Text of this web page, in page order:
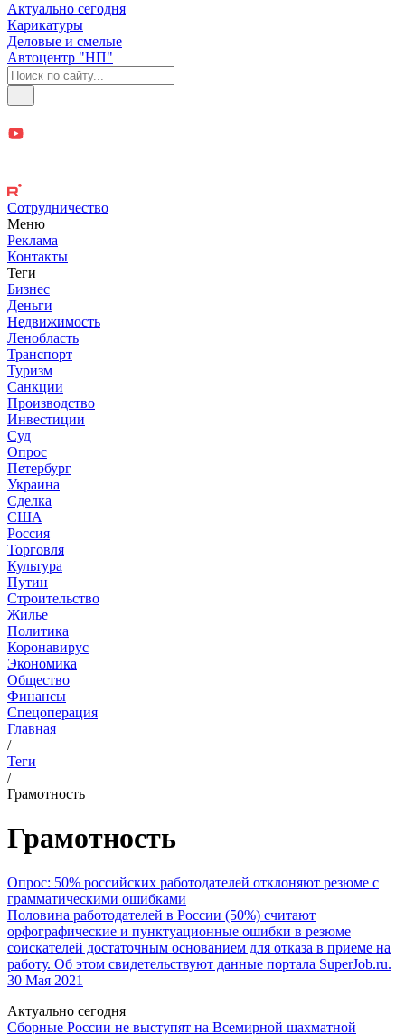
Актуально сегодня
Карикатуры
Деловые и смелые
Автоцентр "НП"
Сотрудничество
Меню
Реклама
Контакты
Теги
Бизнес
Деньги
Недвижимость
Ленобласть
Транспорт
Туризм
Санкции
Производство
Инвестиции
Суд
Опрос
Петербург
Украина
Сделка
США
Россия
Торговля
Культура
Путин
Строительство
Жилье
Политика
Коронавирус
Экономика
Общество
Финансы
Спецоперация
Главная
/
Теги
/
Грамотность
Грамотность
Опрос: 50% российских работодателей отклоняют резюме с
грамматическими ошибками
Половина работодателей в России (50%) считают
орфографические и пунктуационные ошибки в резюме
соискателей достаточным основанием для отказа в приеме на
работу. Об этом свидетельствуют данные портала SuperJob.ru.
30 Мая 2021
Актуально сегодня
Сборные России не выступят на Всемирной шахматной